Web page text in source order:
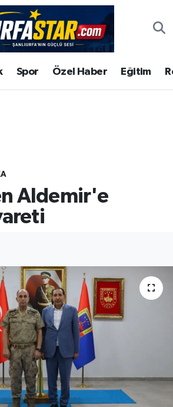
Spor Özel Haber Eğitim
Aldemir'e
Eczaneler
Durumu